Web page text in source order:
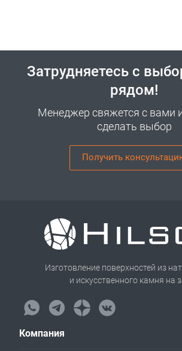
Затрудняетесь с
рядом!
Менеджер свяжется с вами
сделать выбор
Получить
Изготовление поверхностей из
и искусственного камня на
Компания